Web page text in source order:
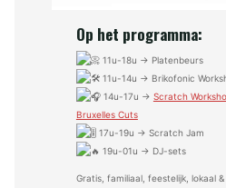
Op het programma:
11u-18u → Platenbeurs
11u-14u → Brikofonic
14u-17u → Scratch
Bruxelles Cuts
17u-19u → Scratch Jam
19u-01u → DJ-sets
Gratis, familiaal, feestelijk, lokaal